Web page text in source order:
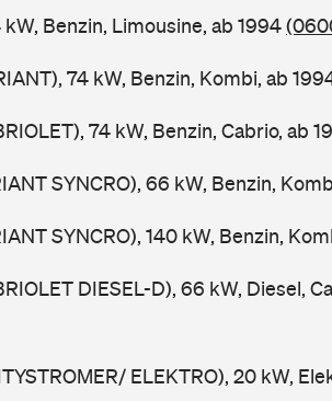
Benzin, Limousine, ab 1994
74 kW, Benzin, Kombi, ab
74 kW, Benzin, Cabrio, ab
SYNCRO), 66 kW, Benzin,
SYNCRO), 140 kW, Benzin,
DIESEL-D), 66 kW, Diesel,
ELEKTRO), 20 kW,